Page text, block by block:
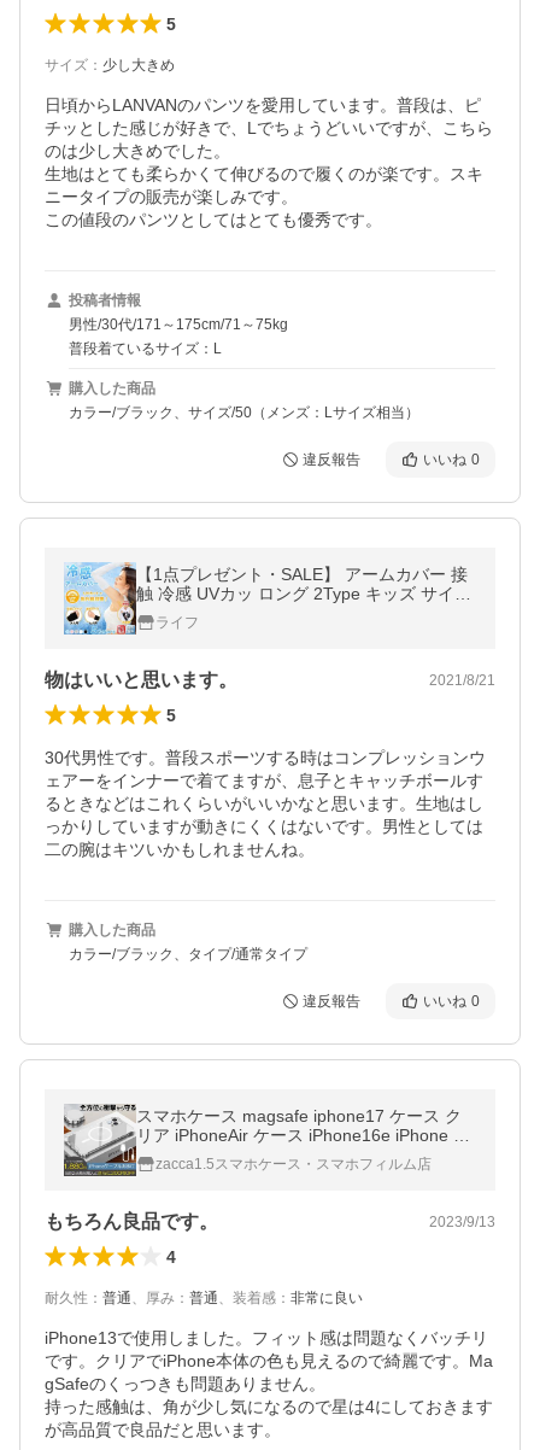
5
サイズ ： 少し大きめ
日頃からLANVANのパンツを愛用しています。普段は、ピ
チッとした感じが好きで、Lでちょうどいいですが、こちら
のは少し大きめでした。
生地はとても柔らかくて伸びるので履くのが楽です。スキ
ニータイプの販売が楽しみです。
この値段のパンツとしてはとても優秀です。
投稿者情報
男性/30代/171～175cm/71～75kg
普段着ているサイズ：L
購入した商品
カラー/ブラック、サイズ/50（メンズ：Lサイズ相当）
違反報告 いいね 0
【1点プレゼント・SALE】 アームカバー 接
触 冷感 UVカッ ロング 2Type キッズ サイズ
指通し 通常 タイプ メンズ レディース 無印
スポーツ UV 日焼け
ライフ
物はいいと思います。 2021/8/21
5
30代男性です。普段スポーツする時はコンプレッションウ
ェアーをインナーで着てますが、息子とキャッチボールす
るときなどはこれくらいがいいかなと思います。生地はし
っかりしていますが動きにくくはないです。男性としては
二の腕はキツいかもしれませんね。
購入した商品
カラー/ブラック、タイプ/通常タイプ
違反報告 いいね 0
スマホケース magsafe iphone17 ケース ク
リア iPhoneAir ケース iPhone16e iPhone 14
15 Plus ケース 透明 MagSafeカバー iPhone
13 Pro Max 耐衝撃 アイフォン
zacca1.5スマホケース・スマホフィルム店
もちろん良品です。 2023/9/13
4
耐久性 ： 普通、 厚み ： 普通、 装着感 ： 非常に良い
iPhone13で使用しました。フィット感は問題なくバッチリ
です。クリアでiPhone本体の色も見えるので綺麗です。Ma
gSafeのくっつきも問題ありません。
持った感触は、角が少し気になるので星は4にしておきます
が高品質で良品だと思います。